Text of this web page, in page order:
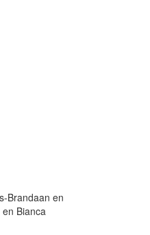
Brandaan en
Bianca